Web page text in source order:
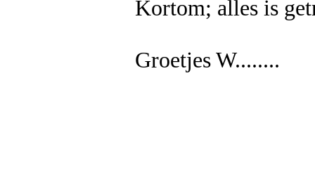
Kortom; alles is
Groetjes W........